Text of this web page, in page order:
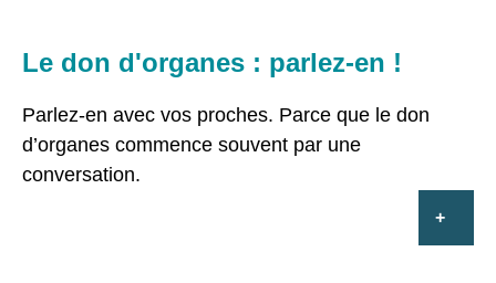
Le don d'organes : parlez-en !
Parlez-en avec vos proches. Parce que le don
d’organes commence souvent par une
conversation.